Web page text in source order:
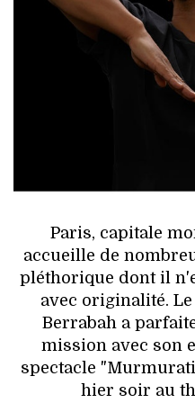
JEUNES
HISTOIRE
Paris, capitale
accueille de
pléthorique dont il
avec originalité.
Berrabah a
mission avec son
spectacle
hier soir au